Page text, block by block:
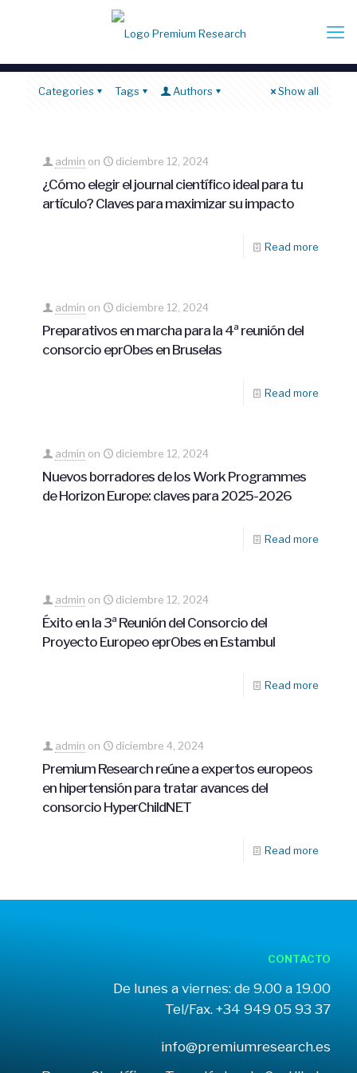
Categories Tags Authors Show all
admin on diciembre 12, 2024
¿Cómo elegir el journal científico ideal para tu
artículo? Claves para maximizar su impacto
Read more
admin on diciembre 12, 2024
Preparativos en marcha para la 4ª reunión del
consorcio eprObes en Bruselas
Read more
admin on diciembre 12, 2024
Nuevos borradores de los Work Programmes
de Horizon Europe: claves para 2025-2026
Read more
admin on diciembre 12, 2024
Éxito en la 3ª Reunión del Consorcio del
Proyecto Europeo eprObes en Estambul
Read more
admin on diciembre 4, 2024
Premium Research reúne a expertos europeos
en hipertensión para tratar avances del
consorcio HyperChildNET
Read more
CONTACTO
De lunes a viernes: de 9.00 a 19.00
Tel/Fax. +34 949 05 93 37
info@premiumresearch.es